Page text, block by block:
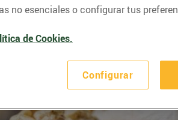
no esenciales o configurar tus
de Cookies.
Configurar